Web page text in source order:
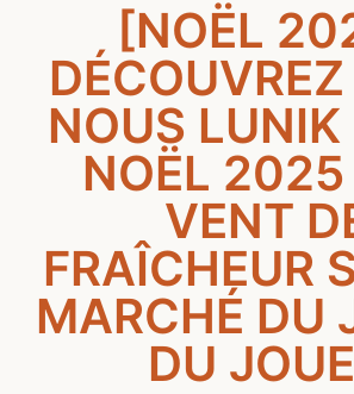
[NOËL
NOUS LUNIK
NOËL 2025
VENT
FRAÎCHEUR
MARCHÉ DU
DU